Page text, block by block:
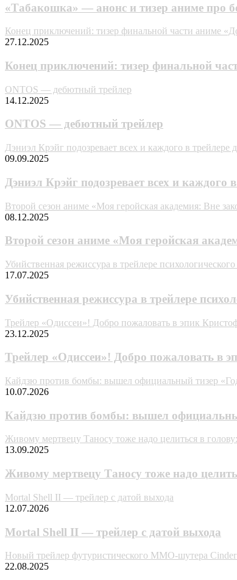
«Табакошка» — анонс и тизер аниме про
Конец приключений: тизер финальной части аниме
27.12.2025
Конец приключений: тизер финальной
ONTOS — дебютный трейлер
14.12.2025
ONTOS — дебютный трейлер
Дэниэл Крэйг подозревает всех и каждого в
09.09.2025
Дэниэл Крэйг подозревает всех и каждого
Второй сезон аниме «Моя геройская академия: Вне
08.12.2025
Второй сезон аниме «Моя геройская
Убийственная режиссура в трейлере
17.07.2025
Убийственная режиссура в трейлере
Трейлер «Одиссеи»! Добро пожаловать в эпик
23.12.2025
Трейлер «Одиссеи»! Добро пожаловать в
Кайдзю против бомбы: вышел официальный тизер
10.07.2026
Кайдзю против бомбы: вышел
Живому мертвецу Таносу тоже надо целиться в
13.09.2025
Живому мертвецу Таносу тоже надо
Mortal Shell II — трейлер с датой выхода
12.07.2026
Mortal Shell II — трейлер с датой выхода
Новый трейлер футуристического MMO-шутера
22.08.2025